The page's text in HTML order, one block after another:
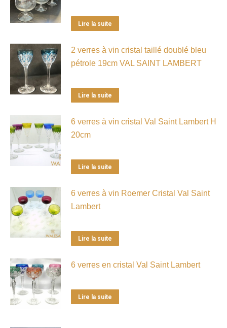
Lire la suite
2 verres à vin cristal taillé doublé bleu
pétrole 19cm VAL SAINT LAMBERT
Lire la suite
6 verres à vin cristal Val Saint Lambert H
20cm
Lire la suite
6 verres à vin Roemer Cristal Val Saint
Lambert
Lire la suite
6 verres en cristal Val Saint Lambert
Lire la suite